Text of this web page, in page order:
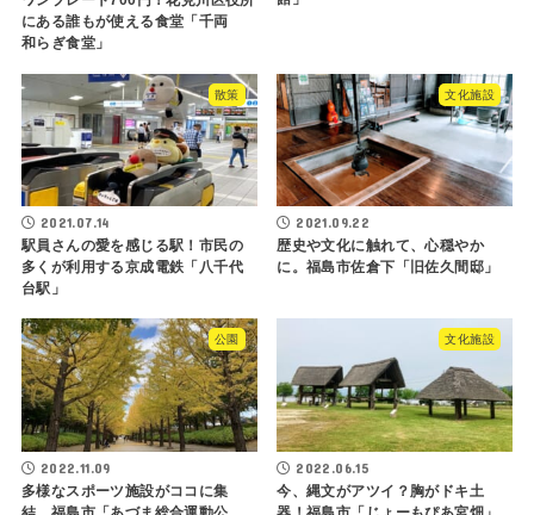
にある誰もが使える食堂「千両
和らぎ食堂」
散策
2021.07.14
駅員さんの愛を感じる駅！市民の
多くが利用する京成電鉄「八千代
台駅」
文化施設
2021.09.22
歴史や文化に触れて、心穏やか
に。福島市佐倉下「旧佐久間邸」
公園
2022.11.09
多様なスポーツ施設がココに集
文化施設
2022.06.15
今、縄文がアツイ？胸がドキ土